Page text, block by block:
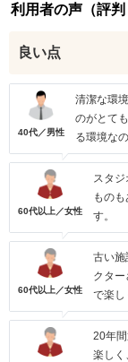
利用者の声（評判
良い点
40代／男性
清潔な環
のがとて
る環境な
60代以上／女性
スタ
もの
す。
60代以上／女性
古い施
クタ
で楽し
20年
楽しく